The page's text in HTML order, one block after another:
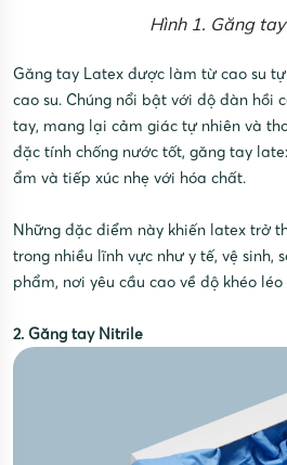
Hình 1. Găng
Găng tay Latex được làm từ cao su
cao su. Chúng nổi bật với độ đàn hồi
tay, mang lại cảm giác tự nhiên và
đặc tính chống nước tốt, găng tay
ẩm và tiếp xúc nhẹ với hóa chất.
Những đặc điểm này khiến latex trở
trong nhiều lĩnh vực như y tế, vệ sinh,
phẩm, nơi yêu cầu cao về độ khéo
2. Găng tay Nitrile